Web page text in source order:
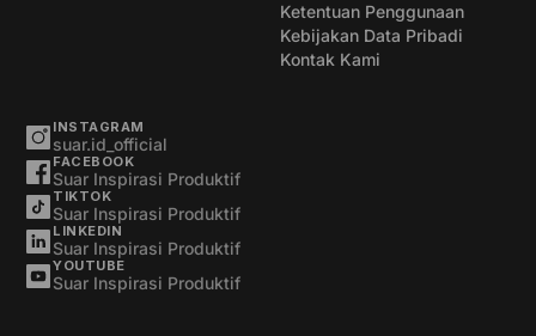
Ketentuan Penggunaan
Kebijakan Data Pribadi
Kontak Kami
INSTAGRAM
suar.id_official
FACEBOOK
Suar Inspirasi Produktif
TIKTOK
Suar Inspirasi Produktif
LINKEDIN
Suar Inspirasi Produktif
YOUTUBE
Suar Inspirasi Produktif